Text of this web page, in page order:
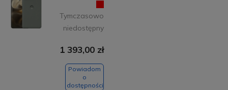
Tymczasowo
niedostępny
1 393,00 zł
Powiadom
o
dostępności